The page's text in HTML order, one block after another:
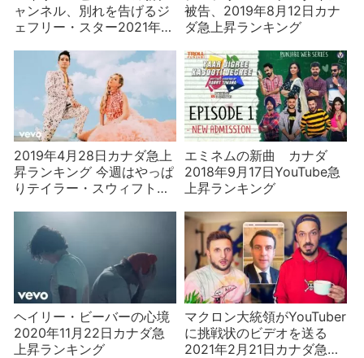
ャンネル、別れを告げるジ
ェフリー・スター2021年3
被告、2019年8月12日カナ
ダ急上昇ランキング
2019年4月28日カナダ急上
昇ランキング 今週はやっぱ
りテイラー・スウィフトの
エミネムの新曲 カナダ
2018年9月17日YouTube急
上昇ランキング
ヘイリー・ビーバーの心境
2020年11月22日カナダ急
上昇ランキング
マクロン大統領がYouTuber
に挑戦状のビデオを送る
2021年2月21日カナダ急上